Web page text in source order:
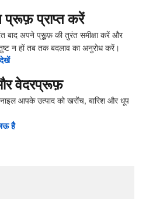
प्राप्त करें
अपने प्रूूूूफ़ की तुरंत समीक्षा करें और
न हों तब तक बदलाव का अनुरोध करें।
देखें
वेदरप्रूफ़
आपके उत्पाद को खरोंच, बारिश और धूप
है